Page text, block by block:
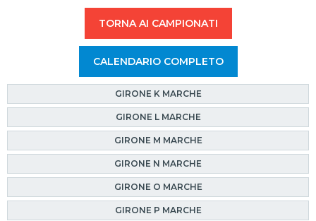
TORNA AI CAMPIONATI
CALENDARIO COMPLETO
GIRONE K MARCHE
GIRONE L MARCHE
GIRONE M MARCHE
GIRONE N MARCHE
GIRONE O MARCHE
GIRONE P MARCHE